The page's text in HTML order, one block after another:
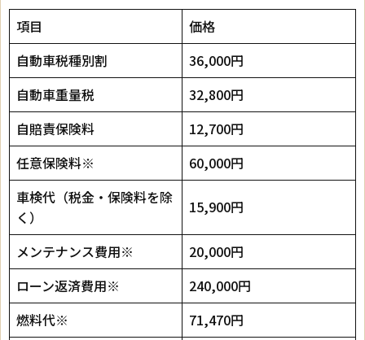
項目
価格
自動車税種別割
36,000円
自動車重量税
32,800円
自賠責保険料
12,700円
任意保険料※
60,000円
車検代（税金・保険料を除
く）
15,900円
メンテナンス費用※
20,000円
ローン返済費用※
240,000円
燃料代※
71,470円